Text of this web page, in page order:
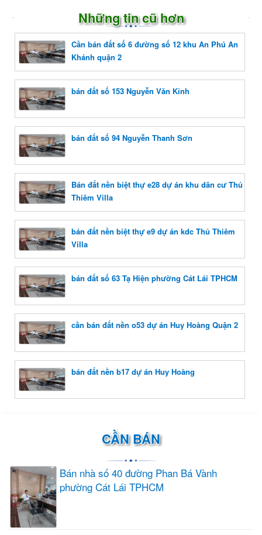
Những tin cũ hơn
Cần bán đất số 6 đường số 12 khu An Phú An
Khánh quận 2
bán đất số 153 Nguyễn Văn Kỉnh
bán đất số 94 Nguyễn Thanh Sơn
Bán đất nền biệt thự e28 dự án khu dân cư Thủ
Thiêm Villa
bán đất nền biệt thự e9 dự án kdc Thủ Thiêm
Villa
bán đất số 63 Tạ Hiện phường Cát Lái TPHCM
cần bán đất nền o53 dự án Huy Hoàng Quận 2
bán đất nền b17 dự án Huy Hoàng
CẦN BÁN
Bán nhà số 40 đường Phan Bá Vành
phường Cát Lái TPHCM